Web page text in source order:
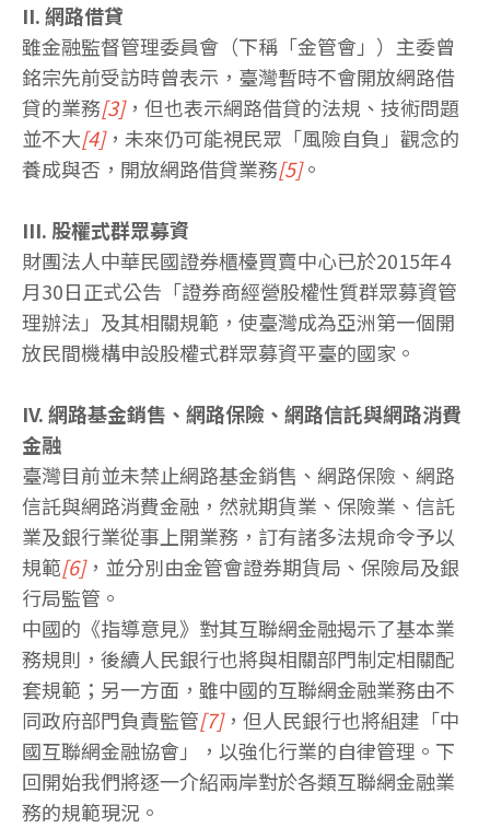
II. 網路借貸
雖金融監督管理委員會（下稱「金管會」）主委曾
銘宗先前受訪時曾表示，臺灣暫時不會開放網路借
貸的業務[3]，但也表示網路借貸的法規、技術問題
並不大[4]，未來仍可能視民眾「風險自負」觀念的
養成與否，開放網路借貸業務[5]。
III. 股權式群眾募資
財團法人中華民國證券櫃檯買賣中心已於2015年4
月30日正式公告「證券商經營股權性質群眾募資管
理辦法」及其相關規範，使臺灣成為亞洲第一個開
放民間機構申設股權式群眾募資平臺的國家。
IV. 網路基金銷售、網路保險、網路信託與網路消費
金融
臺灣目前並未禁止網路基金銷售、網路保險、網路
信託與網路消費金融，然就期貨業、保險業、信託
業及銀行業從事上開業務，訂有諸多法規命令予以
規範[6]，並分別由金管會證券期貨局、保險局及銀
行局監管。
中國的《指導意見》對其互聯網金融揭示了基本業
務規則，後續人民銀行也將與相關部門制定相關配
套規範；另一方面，雖中國的互聯網金融業務由不
同政府部門負責監管[7]，但人民銀行也將組建「中
國互聯網金融協會」，以強化行業的自律管理。下
回開始我們將逐一介紹兩岸對於各類互聯網金融業
務的規範現況。